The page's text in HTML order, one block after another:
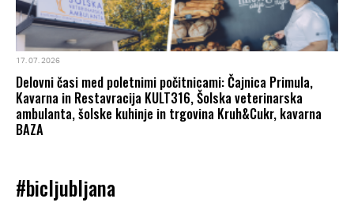
17. 07. 2026
Delovni časi med poletnimi počitnicami: Čajnica Primula,
Kavarna in Restavracija KULT316, Šolska veterinarska
ambulanta, šolske kuhinje in trgovina Kruh&Cukr, kavarna
BAZA
#bicljubljana